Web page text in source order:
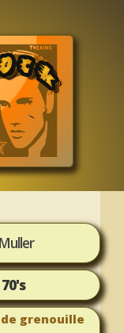
grenouille